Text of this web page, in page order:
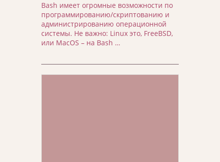
Bash имеет огромные возможности по
программированию/скриптованию и
администрированию операционной
системы. Не важно: Linux это, FreeBSD,
или MacOS – на Bash …